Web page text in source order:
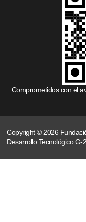
Comprometidos con el
Copyright © 2026
Desarrollo Tecnológico